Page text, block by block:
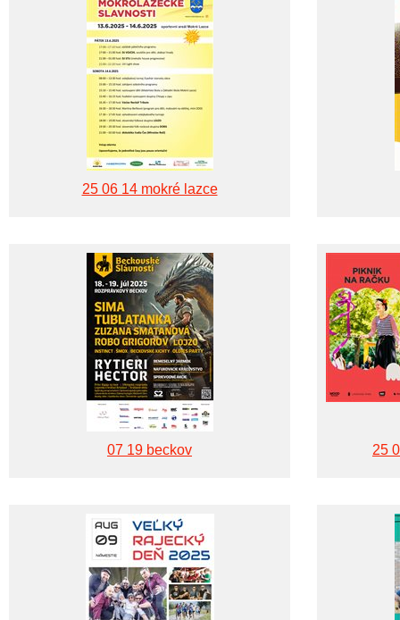
25 06 14 mokré lazce
07 19 beckov 25